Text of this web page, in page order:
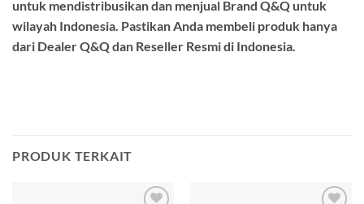
untuk mendistribusikan dan menjual Brand Q&Q untuk
wilayah Indonesia. Pastikan Anda membeli produk hanya
dari Dealer Q&Q dan Reseller Resmi di Indonesia.
PRODUK TERKAIT